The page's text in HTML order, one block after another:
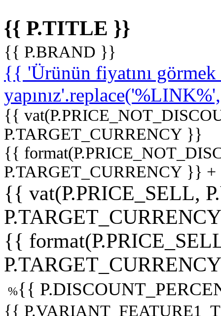
{{ P.TITLE }}
{{ P.BRAND }}
{{ 'Ürünün fiyatını
{{
P.TARGET_CURRENCY }}
{{
P.TARGET_CURRENCY }}
{{ vat(P.PRICE_SELL,
{{
%{{
{{